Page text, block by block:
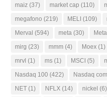
maiz (37) market cap (110)
megafono (219) MELI (109)
Merval (594) meta (30)
mirg (23) mmm (4) Moex (1)
mrvl (1) ms (1) MSCI (5)
Nasdaq 100 (422) Nasdaq
NET (1) NFLX (14) nickel (6)